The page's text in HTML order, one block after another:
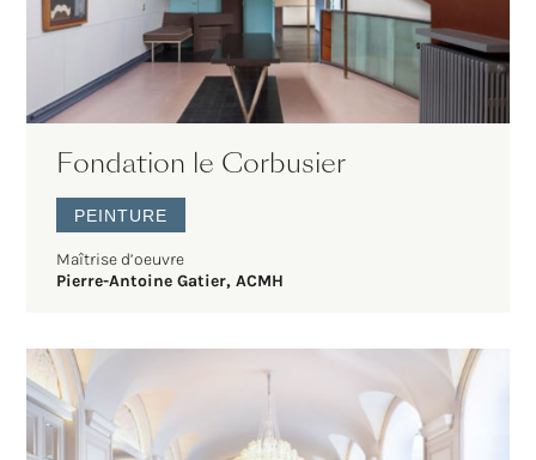
Fondation le Corbusier
PEINTURE
Maîtrise d’oeuvre
Pierre-Antoine Gatier, ACMH